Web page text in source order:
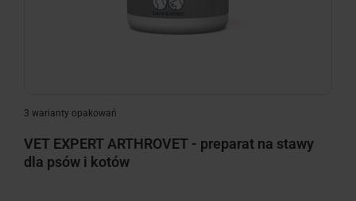
3 warianty opakowań
VET EXPERT ARTHROVET - preparat na stawy
dla psów i kotów